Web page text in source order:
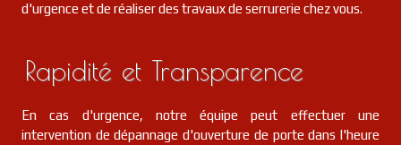
d'urgence et de réaliser des travaux de serrurerie chez vous.
Rapidité et Transparence
En cas d'urgence, notre équipe peut effectuer une
intervention de dépannage d'ouverture de porte dans l'heure